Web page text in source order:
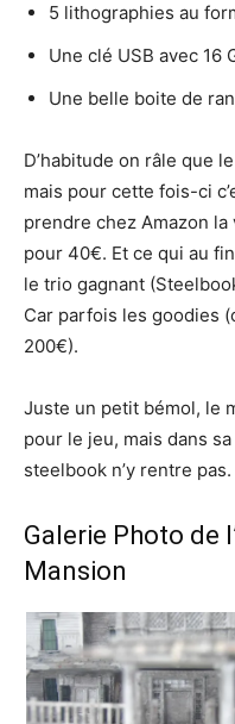
5 lithographies au
Une clé USB avec 16
Une belle boite de
D’habitude on râle que
mais pour cette fois-ci
prendre chez Amazon
pour 40€. Et ce qui au
le trio gagnant
Car parfois les goodies
200€).
Juste un petit bémol, le
pour le jeu, mais dans
steelbook n’y rentre pas.
Galerie Photo de
Mansion